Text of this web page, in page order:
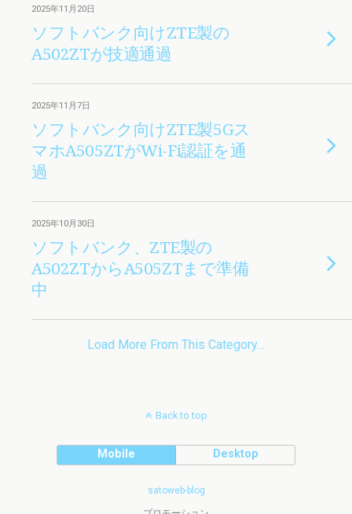
2025年11月20日
ソフトバンク向けZTE製の
A502ZTが技適通過
2025年11月7日
ソフトバンク向けZTE製5Gス
マホA505ZTがWi-Fi認証を通
過
2025年10月30日
ソフトバンク、ZTE製の
A502ZTからA505ZTまで準備
中
Load More From This Category…
Back to top
Mobile Desktop
satoweb-blog